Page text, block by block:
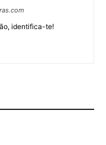
identifica-te!